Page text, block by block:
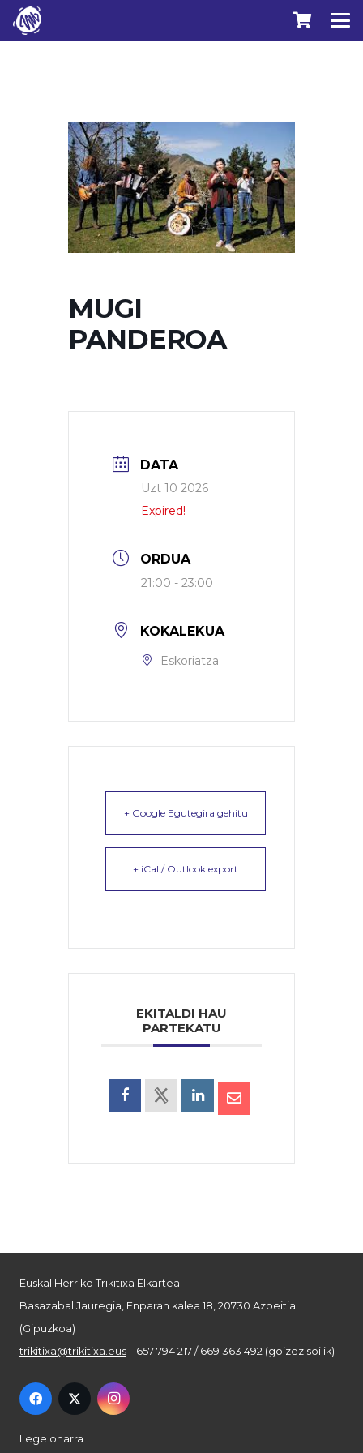
MUGI
PANDEROA
DATA
Uzt 10 2026
Expired!
ORDUA
21:00 - 23:00
KOKALEKUA
Eskoriatza
+ Google Egutegira gehitu
+ iCal / Outlook export
EKITALDI HAU
PARTEKATU
Euskal Herriko Trikitixa Elkartea
Basazabal Jauregia, Enparan kalea 18, 20730 Azpeitia
(Gipuzkoa)
trikitixa@trikitixa.eus | 657 794 217 / 669 363 492 (goizez soilik)
Lege oharra